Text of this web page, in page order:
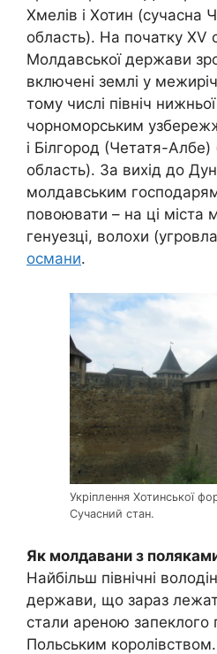
Хмелів і Хотин (сучасна
область). На початку XV
Молдавської держави
включені землі у
тому числі північ
чорноморським
і Білгород (Четатя-
область). За вихід до
молдавським
повоювати – на ці міста
генуезці, волохи
османи.
Укріплення Хотинської
Сучасний стан.
Як молдавани з
Найбільш північні
держави, що зараз
стали ареною запеклого
Польським